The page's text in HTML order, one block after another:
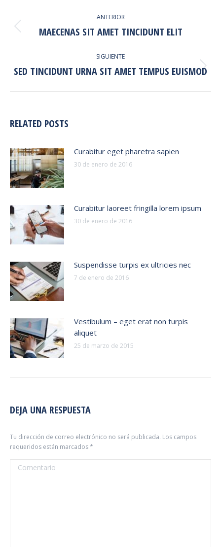
ENTRE
PUBLICACIONES
ANTERIOR
Publicación
MAECENAS SIT AMET TINCIDUNT ELIT
SIGUIENTE
Publicación
SED TINCIDUNT URNA SIT AMET TEMPUS EUISMOD
RELATED POSTS
Curabitur eget pharetra sapien
30 de enero de 2016
Curabitur laoreet fringilla lorem ipsum
30 de enero de 2016
Suspendisse turpis ex ultricies nec
7 de enero de 2016
Vestibulum – eget erat non turpis
aliquet
25 de marzo de 2015
DEJA UNA RESPUESTA
Tu dirección de correo electrónico no será publicada. Los campos
requeridos están marcados*
Comentario